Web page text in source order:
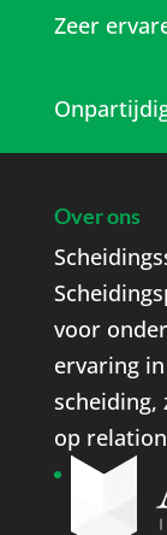
Zeer
Over ons
voor
ervaring
scheiding,
op